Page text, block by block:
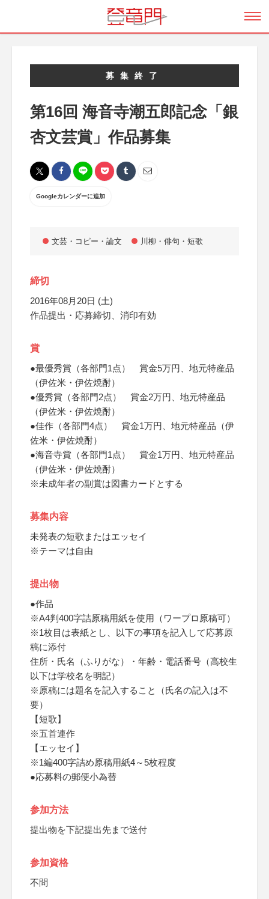
募集終了
第16回 海音寺潮五郎記念「銀
杏文芸賞」作品募集
Googleカレンダーに追加
文芸・コピー・論文 川柳・俳句・短歌
締切
2016年08月20日 (土)
作品提出・応募締切、消印有効
賞
●最優秀賞（各部門1点） 賞金5万円、地元特産品
（伊佐米・伊佐焼酎）
●優秀賞（各部門2点） 賞金2万円、地元特産品
（伊佐米・伊佐焼酎）
●佳作（各部門4点） 賞金1万円、地元特産品（伊
佐米・伊佐焼酎）
●海音寺賞（各部門1点） 賞金1万円、地元特産品
（伊佐米・伊佐焼酎）
※未成年者の副賞は図書カードとする
募集内容
未発表の短歌またはエッセイ
※テーマは自由
提出物
●作品
※A4判400字詰原稿用紙を使用（ワープロ原稿可）
※1枚目は表紙とし、以下の事項を記入して応募原
稿に添付
住所・氏名（ふりがな）・年齢・電話番号（高校生
以下は学校名を明記）
※原稿には題名を記入すること（氏名の記入は不
要）
【短歌】
※五首連作
【エッセイ】
※1編400字詰め原稿用紙4～5枚程度
●応募料の郵便小為替
参加方法
提出物を下記提出先まで送付
参加資格
不問